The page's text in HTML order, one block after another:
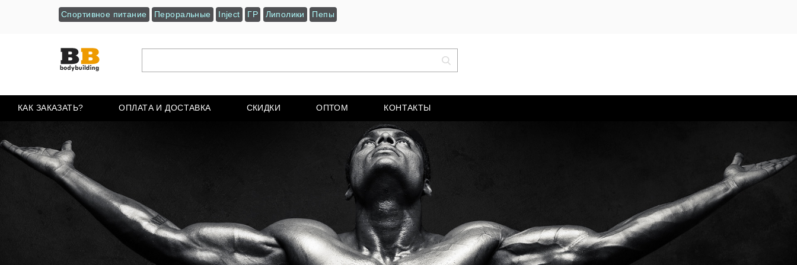
Спортивное питание Пероральные Inject ГР Липолики Пепы
КАК ЗАКАЗАТЬ? ОПЛАТА И ДОСТАВКА СКИДКИ ОПТОМ КОНТАКТЫ